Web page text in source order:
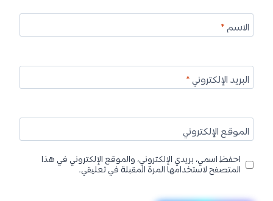
الاسم*
البريد الإلكتروني*
الموقع الإلكتروني
احفظ اسمي، بريدي الإلكتروني، والموقع الإلكتروني في هذا
المتصفح لاستخدامها المرة المقبلة في تعليقي.